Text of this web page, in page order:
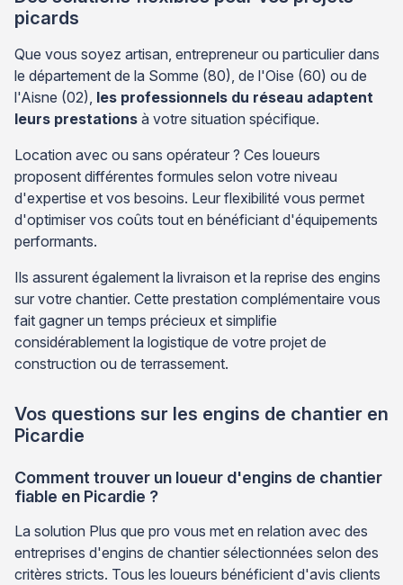
picards
Que vous soyez artisan, entrepreneur ou particulier dans
le département de la Somme (80), de l'Oise (60) ou de
l'Aisne (02), les professionnels du réseau adaptent
leurs prestations à votre situation spécifique.
Location avec ou sans opérateur ? Ces loueurs
proposent différentes formules selon votre niveau
d'expertise et vos besoins. Leur flexibilité vous permet
d'optimiser vos coûts tout en bénéficiant d'équipements
performants.
Ils assurent également la livraison et la reprise des engins
sur votre chantier. Cette prestation complémentaire vous
fait gagner un temps précieux et simplifie
considérablement la logistique de votre projet de
construction ou de terrassement.
Vos questions sur les engins de chantier en
Picardie
Comment trouver un loueur d'engins de chantier
fiable en Picardie ?
La solution Plus que pro vous met en relation avec des
entreprises d'engins de chantier sélectionnées selon des
critères stricts. Tous les loueurs bénéficient d'avis clients